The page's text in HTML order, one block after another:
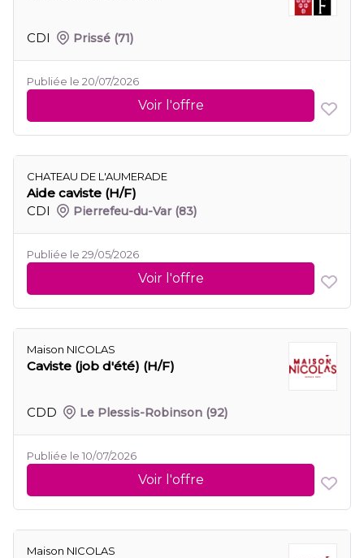
CDI Prissé (71)
Publiée le 20/07/2026
Voir l'offre
CHATEAU DE L'AUMERADE
Aide caviste (H/F)
CDI
Pierrefeu-du-Var (83)
Publiée le 29/05/2026
Voir l'offre
Maison NICOLAS
Caviste (job d'été) (H/F)
CDD Le Plessis-Robinson (92)
Publiée le 10/07/2026
Voir l'offre
Maison NICOLAS